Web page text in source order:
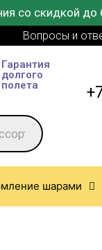
со скидкой до
Вопросы и
Гарантия
долгого
полета
шарами